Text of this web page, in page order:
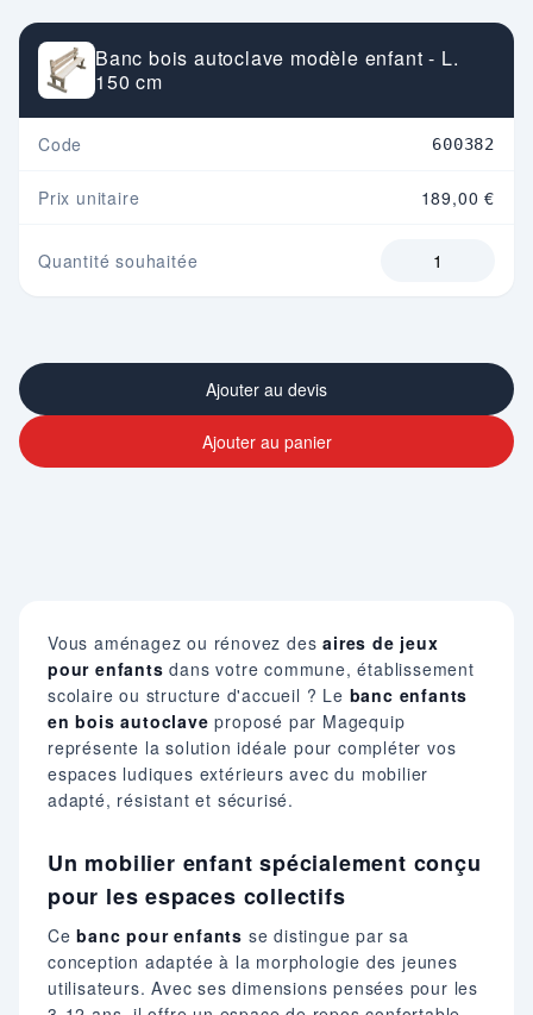
Banc bois autoclave modèle enfant - L.
150 cm
Code 600382
Prix unitaire 189,00 €
Quantité souhaitée
Ajouter au devis
Ajouter au panier
Vous aménagez ou rénovez desaires de jeux
pour enfants dans votre commune, établissement
scolaire ou structure d'accueil ? Le banc enfants
en bois autoclave proposé par Magequip
représente la solution idéale pour compléter vos
espaces ludiques extérieurs avec du mobilier
adapté, résistant et sécurisé.
Un mobilier enfant spécialement conçu
pour les espaces collectifs
Cebanc pour enfants se distingue par sa
conception adaptée à la morphologie des jeunes
utilisateurs. Avec ses dimensions pensées pour les